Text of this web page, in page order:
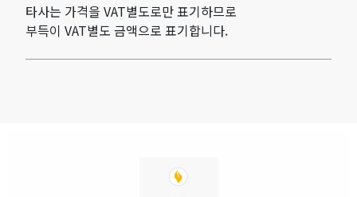
타사는 가격을 VAT별도로만 표기하므로
부득이 VAT별도 금액으로 표기합니다.